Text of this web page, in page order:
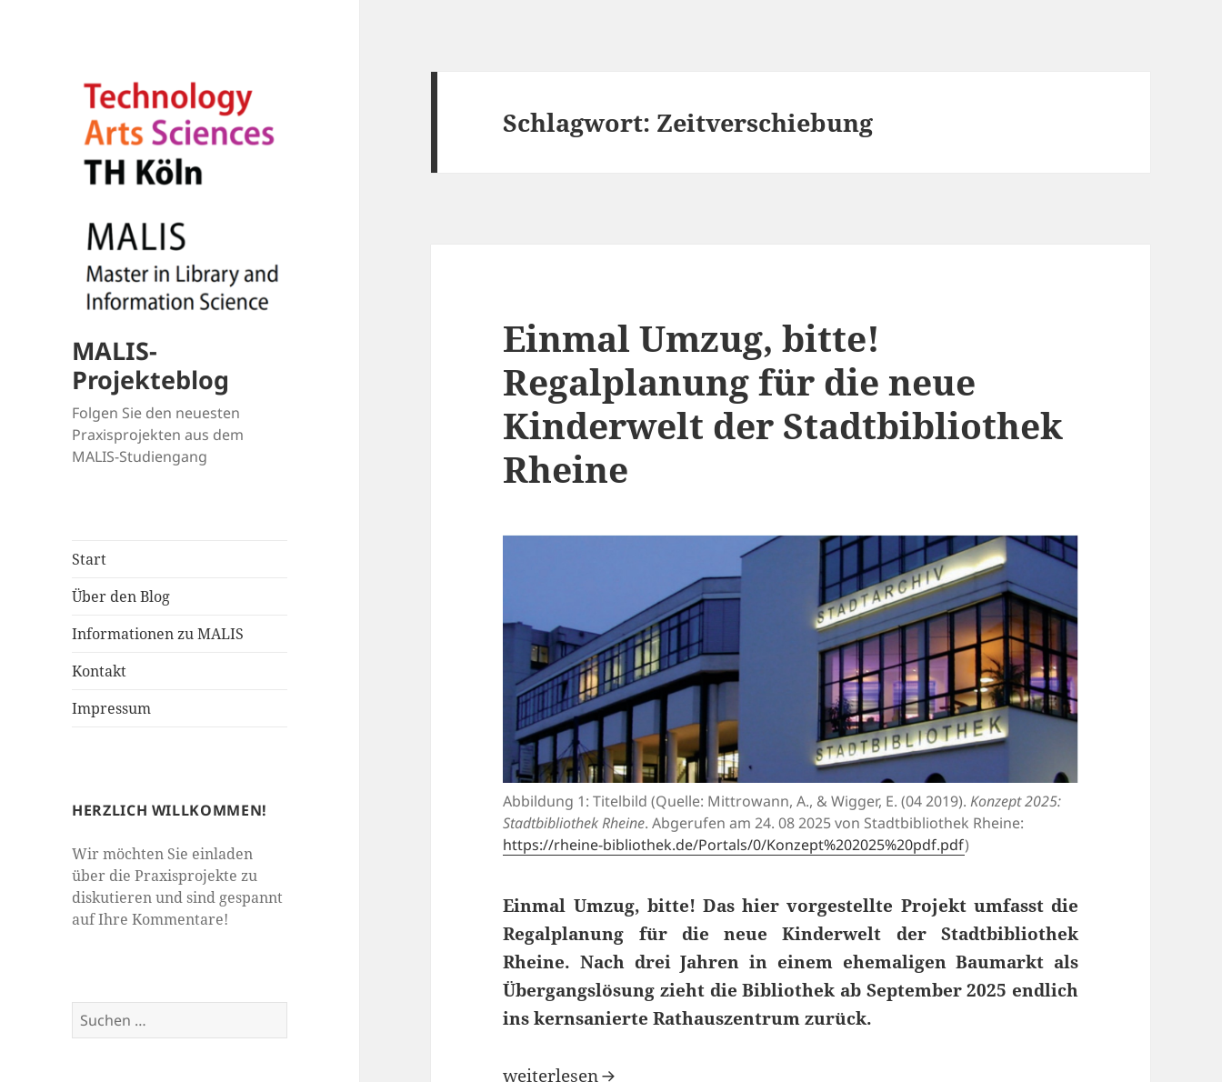
MALIS-
Projekteblog
Folgen Sie den neuesten
Praxisprojekten aus dem
MALIS-Studiengang
Start
Über den Blog
Informationen zu MALIS
Kontakt
Impressum
HERZLICH WILLKOMMEN!
Wir möchten Sie einladen
über die Praxisprojekte zu
diskutieren und sind gespannt
auf Ihre Kommentare!
Suchen
nach:
Schlagwort: Zeitverschiebung
Einmal Umzug, bitte!
Regalplanung für die neue
Kinderwelt der Stadtbibliothek
Rheine
Abbildung 1: Titelbild (Quelle: Mittrowann, A., & Wigger, E. (04 2019).Konzept 2025:
Stadtbibliothek Rheine. Abgerufen am 24. 08 2025 von Stadtbibliothek Rheine:
https://rheine-bibliothek.de/Portals/0/Konzept%202025%20pdf.pdf)
Einmal Umzug, bitte! Das hier vorgestellte Projekt umfasst die
Regalplanung für die neue Kinderwelt der Stadtbibliothek
Rheine. Nach drei Jahren in einem ehemaligen Baumarkt als
Übergangslösung zieht die Bibliothek ab September 2025 endlich
ins kernsanierte Rathauszentrum zurück.
Einmal Umzug, bitte! Regalplanung für die neue Kinderwelt der Stadtbibliothek Rheine
weiterlesen